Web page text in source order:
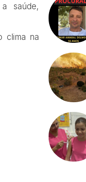
saúde,
clima na